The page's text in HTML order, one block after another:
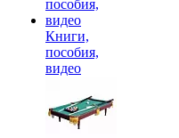
Книги,
пособия,
видео